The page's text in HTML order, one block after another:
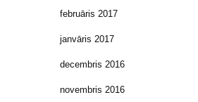
februāris 2017
janvāris 2017
decembris 2016
novembris 2016